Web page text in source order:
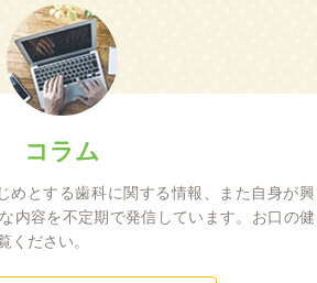
コラム
めとする歯科に関する情報、また自身が興
内容を不定期で発信しています。お口の健
ください。